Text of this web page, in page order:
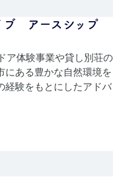
ブ アースシップ
ア体験事業や貸し別荘の
にある豊かな自然環境を
経験をもとにしたアドバ